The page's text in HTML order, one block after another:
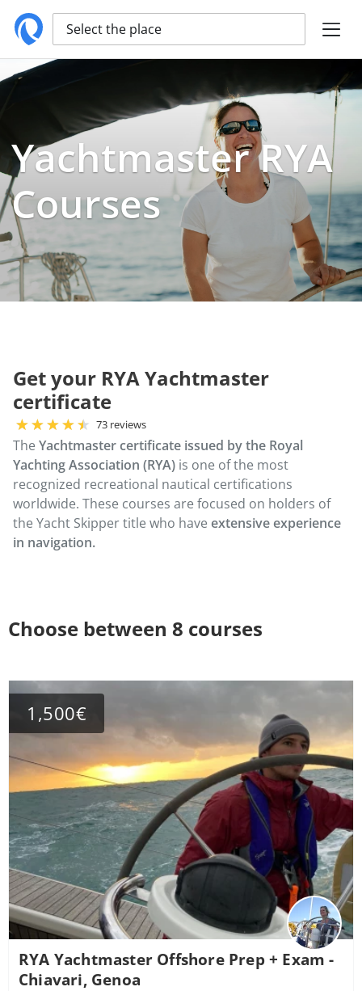
Select the place
Yachtmaster RYA
Courses
Get your RYA Yachtmaster
certificate
73 reviews
The Yachtmaster certificate issued by the Royal
Yachting Association (RYA) is one of the most
recognized recreational nautical certifications
worldwide. These courses are focused on holders of
the Yacht Skipper title who have extensive experience
in navigation.
Choose between 8 courses
1,500€
RYA Yachtmaster Offshore Prep + Exam -
Chiavari, Genoa